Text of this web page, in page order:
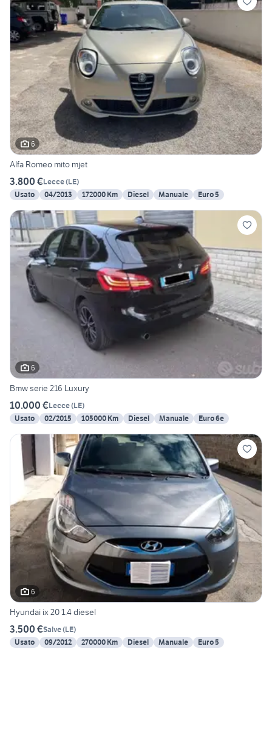
6
Alfa Romeo mito mjet
3.800 €Lecce(LE)
Usato
04/2013 172000 Km Diesel Manuale Euro 5
6
Bmw serie 216 Luxury
10.000 €Lecce(LE)
Usato
02/2015 105000 Km Diesel Manuale Euro 6e
6
Hyundai ix 20 1.4 diesel
3.500 €Salve(LE)
Usato
09/2012 270000 Km Diesel Manuale Euro 5